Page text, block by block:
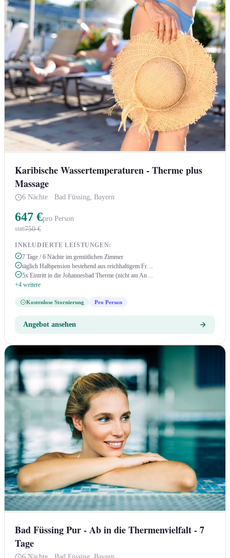
Karibische Wassertemperaturen - Therme plus
Massage
6 Nächte · Bad Füssing, Bayern
647 €pro Person
statt750 €
INKLUDIERTE LEISTUNGEN:
7 Tage / 6 Nächte im gemütlichen Zimmer
täglich Halbpension bestehend aus reichhaltigem Fr…
5x Eintritt in die Johannesbad Therme (nicht am An…
+4 weitere
Kostenlose Stornierung Pro Person
Angebot ansehen
Bad Füssing Pur - Ab in die Thermenvielfalt - 7
Tage